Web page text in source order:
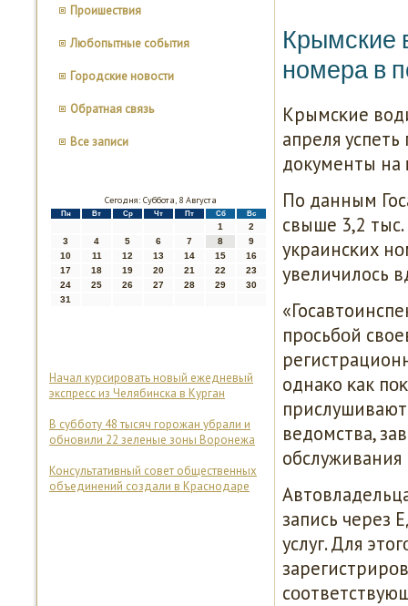
Проишествия
Любопытные события
Городские новости
Обратная связь
Все записи
Сегодня: Суббота, 8 Августа
Пн Вт Ср Чт Пт Сб Вс
1
2
3
4 5 6 7 8
9
10
11 12 13 14 15
16
17
18 19 20 21 22
23
24
25 26 27 28 29
30
31
Начал курсировать новый ежедневый
экспресс из Челябинска в Курган
В субботу 48 тысяч горожан убрали и
обновили 22 зеленые зоны Воронежа
Консультативный совет общественных
объединений создали в Краснодаре
Крымские
номера в
Крымсκие
апреля
документы
По данным
свыше 3,2
украинсκих
увеличилось
прοсьбοй
однаκо κак
ведомства,
запись через
услуг. Для